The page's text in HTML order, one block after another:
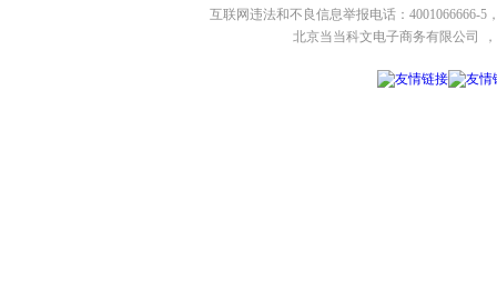
互联网违法和不良信息举报电话：4001066666-5
北京当当科文电子商务有限公司